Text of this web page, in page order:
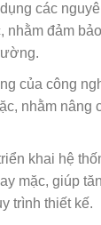
các
nhằm đảm
của công
nhằm nâng
khai hệ
mặc, giúp
trình thiết kế.